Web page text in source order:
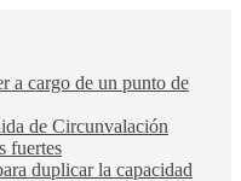
a cargo de un punto de
de Circunvalación
fuertes
duplicar la capacidad